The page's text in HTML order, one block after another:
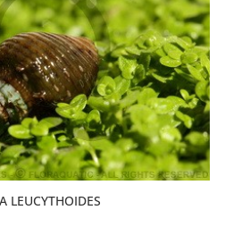
LEUCYTHOIDES